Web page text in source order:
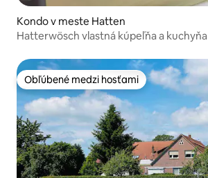
Kondo v meste Hatten
Hatterwösch vlastná kúpeľňa a kuchyňa
Obľúbené medzi hosťami
Obľúbené medzi hosťami